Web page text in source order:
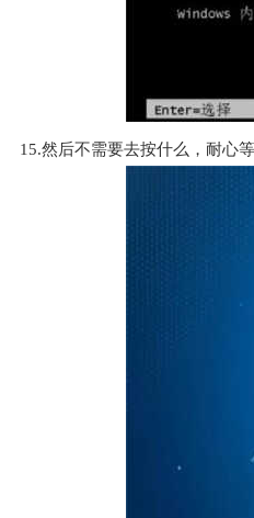
15.然后不需要去按什么，耐心